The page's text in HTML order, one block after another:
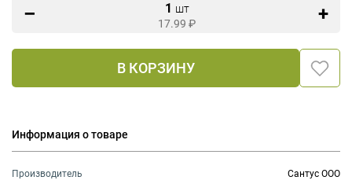
1 шт
17.99 ₽
В КОРЗИНУ
Информация о товаре
Производитель Сантус ООО